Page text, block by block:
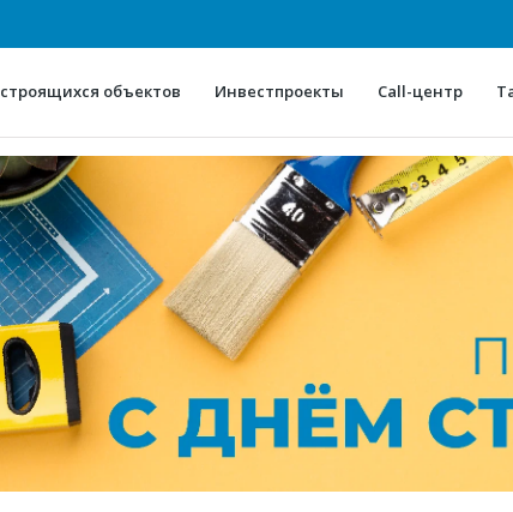
объектов Инвестпроекты Call-центр
О проекте
Конкурентные
Горячие
Глоссарий